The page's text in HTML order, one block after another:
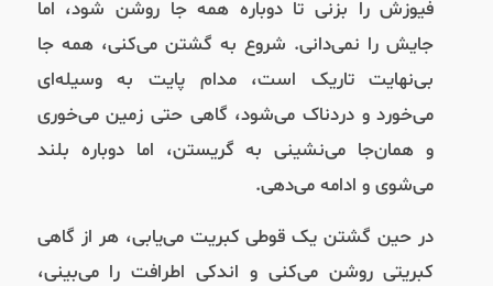
فیوزش را بزنی تا دوباره همه جا روشن شود، اما
جایش را نمی‌دانی. شروع به گشتن می‌کنی، همه جا
بی‌نهایت تاریک است، مدام پایت به وسیله‌ای
می‌خورد و دردناک می‌شود، گاهی حتی زمین می‌خوری
و همان‌جا می‌نشینی به گریستن، اما دوباره بلند
می‌شوی و ادامه می‌دهی.
در حین گشتن یک قوطی کبریت می‌یابی، هر از گاهی
کبریتی روشن می‌کنی و اندکی اطرافت را می‌بینی،